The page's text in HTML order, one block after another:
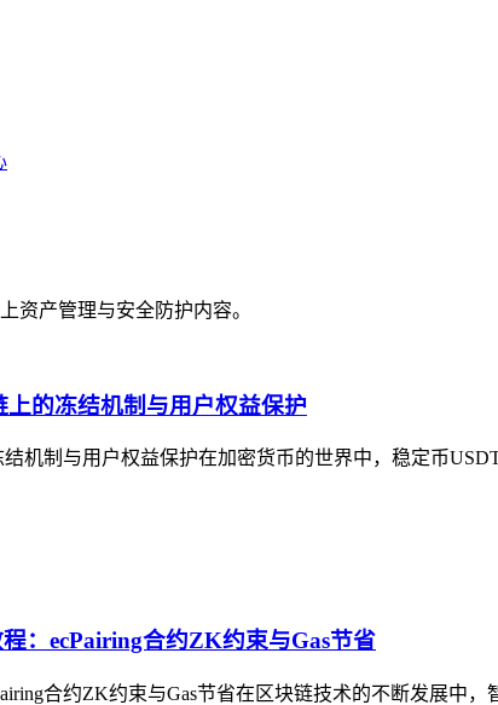
资产管理与安全防护内容。
的冻结机制与用户权益保护
机制与用户权益保护在加密货币的世界中，稳定币
：ecPairing合约ZK约束与Gas节省
合约ZK约束与Gas节省在区块链技术的不断发展